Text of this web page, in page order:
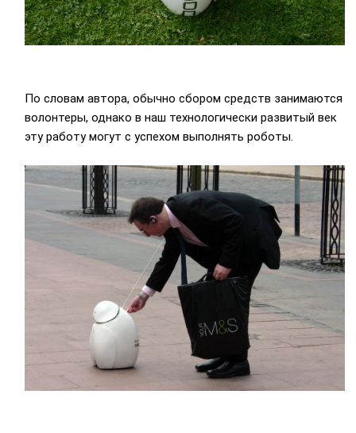
По словам автора, обычно сбором средств занимаются
волонтеры, однако в наш технологически развитый век
эту работу могут с успехом выполнять роботы.